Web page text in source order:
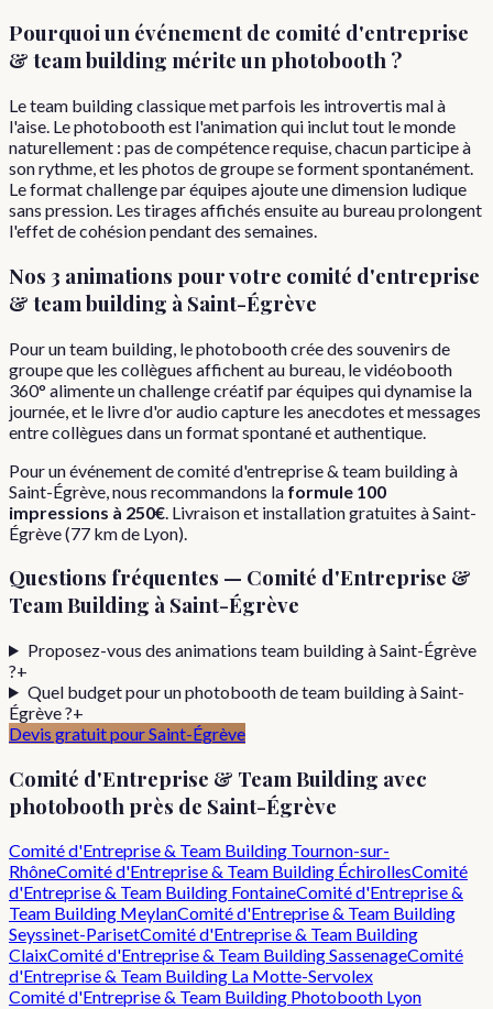
Pourquoiun événement de comité d'entreprise
& team building mérite un photobooth ?
Le team building classique met parfois les introvertis mal à
l'aise. Le photobooth est l'animation qui inclut tout le monde
naturellement : pas de compétence requise, chacun participe à
son rythme, et les photos de groupe se forment spontanément.
Le format challenge par équipes ajoute une dimension ludique
sans pression. Les tirages affichés ensuite au bureau prolongent
l'effet de cohésion pendant des semaines.
Nos 3 animations pour votre comité d'entreprise
& team building à Saint-Égrève
Pour un team building, le photobooth crée des souvenirs de
groupe que les collègues affichent au bureau, le vidéobooth
360° alimente un challenge créatif par équipes qui dynamise la
journée, et le livre d'or audio capture les anecdotes et messages
entre collègues dans un format spontané et authentique.
Pourun événement decomité d'entreprise & team buildingà
Saint-Égrève , nous recommandons la formule 100
impressions à 250€ . Livraison et installation gratuites àSaint-
Égrève(77 km de Lyon).
Questions fréquentes — Comité d'Entreprise &
Team Building à Saint-Égrève
Proposez-vous des animations team building à Saint-Égrève
?+
Quel budget pour un photobooth de team building à Saint-
Égrève ?+
Devis gratuit pourSaint-Égrève
Comité d'Entreprise & Team Building avec
photobooth près de Saint-Égrève
Comité d'Entreprise & Team Building Tournon-sur-
RhôneComité d'Entreprise & Team Building ÉchirollesComité
d'Entreprise & Team Building FontaineComité d'Entreprise &
Team Building MeylanComité d'Entreprise & Team Building
Seyssinet-ParisetComité d'Entreprise & Team Building
ClaixComité d'Entreprise & Team BuildingSassenageComité
d'Entreprise & Team Building La Motte-Servolex
Comité d'Entreprise & Team Building Photobooth Lyon